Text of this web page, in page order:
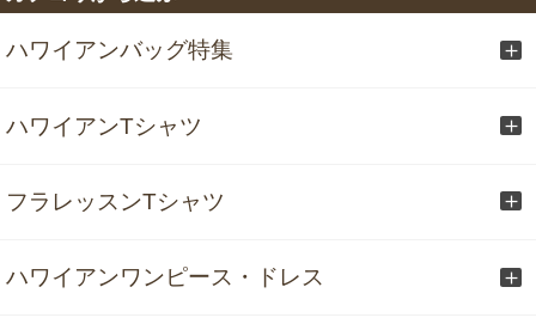
ハワイアンバッグ特集
ハワイアンTシャツ
フラレッスンTシャツ
ハワイアンワンピース・ドレス